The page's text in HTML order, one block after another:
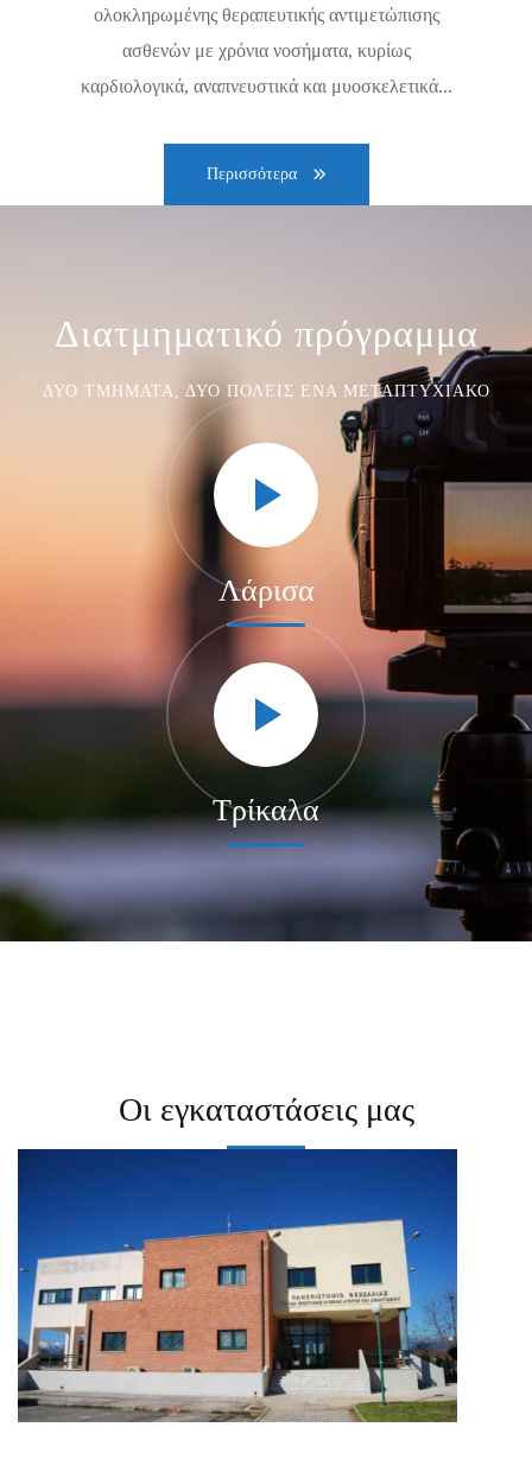
ολοκληρωμένης θεραπευτικής αντιμετώπισης
ασθενών με χρόνια νοσήματα, κυρίως
καρδιολογικά, αναπνευστικά και μυοσκελετικά...
Περισσότερα
Διατμηματικό πρόγραμμα
ΔΎΟ ΤΜΉΜΑΤΑ, ΔΎΟ ΠΌΛΕΙΣ ΈΝΑ ΜΕΤΑΠΤΥΧΙΑΚΌ
Λάρισα
Τρίκαλα
Οι εγκαταστάσεις μας